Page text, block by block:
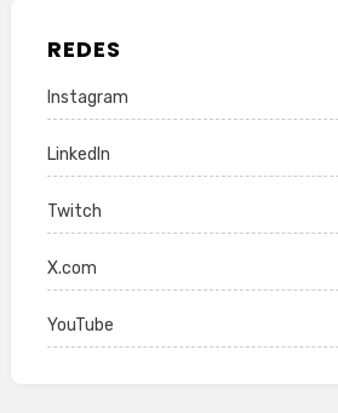
REDES
Instagram
LinkedIn
Twitch
X.com
YouTube